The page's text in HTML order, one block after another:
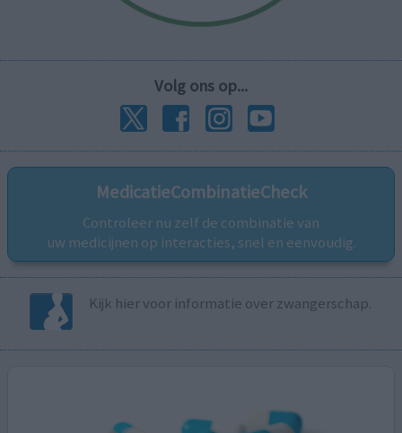
Volg ons op...
MedicatieCombinatieCheck
Controleer nu zelf de combinatie van
uw medicijnen op interacties, snel en eenvoudig.
Kijk hier voor informatie over zwangerschap.